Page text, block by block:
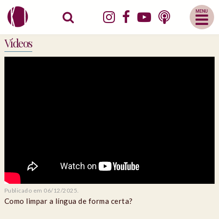
Abrir
Menu
Mobile
Vídeos
Publicado em 06/12/2025.
Como limpar a língua de forma certa?